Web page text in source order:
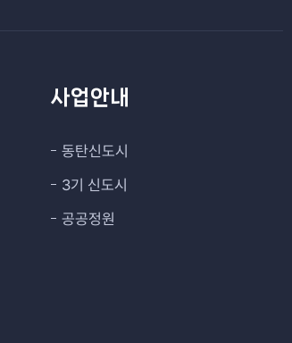
사업안내
동탄신도시
3기 신도시
공공정원